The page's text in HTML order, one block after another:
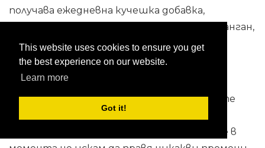
This website uses cookies to ensure you get
the best experience on our website.
Learn more
Got it!
получава ежедневна кучешка добавка,
съдържаща глюкозамин, хондроитин и манган,
дневни добавки MSM и омега-3 мастни
киселини и периодично инжектиране на
каррофен.
Може да се окаже, че не всички от горните
Миша, но той се справя толкова добре, че в